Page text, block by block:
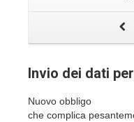
Invio dei dati
Nuovo obbligo
che complica